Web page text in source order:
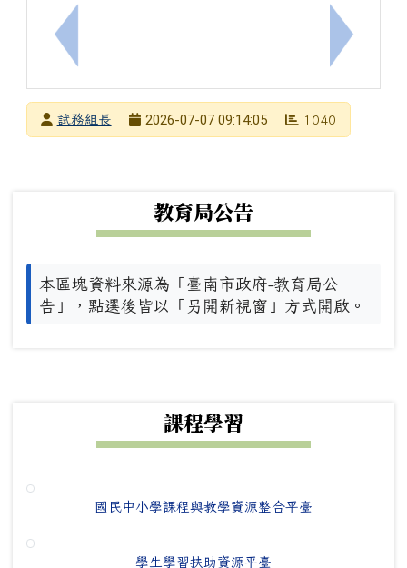
上一筆：轉知內政部移民署核發之「就業金卡」具
下一筆：
發布者試務組長
2026-07-07 09:14:05 1040
教育局公告
本區塊資料來源為「臺南市政府-教育局公
告」，點選後皆以「另開新視窗」方式開啟。
課程學習
國民中小學課程與教學資源整合平臺
學生學習扶助資源平臺